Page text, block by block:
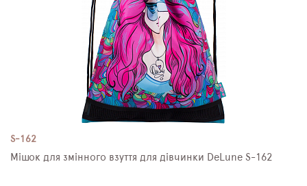
S-162
Мішок для змінного взуття для дівчинки DeLune S-162